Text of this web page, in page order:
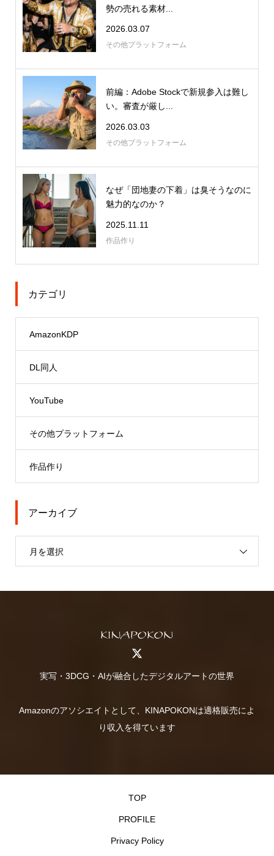
勢の売れる素材...
2026.03.07
その他プラットフォーム
前編：Adobe Stockで新規参入は難し
い。審査が厳し...
2026.03.03
その他プラットフォーム
なぜ「団地妻の下着」は臭そうなのに
魅力的なのか？
2025.11.11
作品作り
カテゴリ
AmazonKDP
DL同人
YouTube
その他プラットフォーム
作品作り
アーカイブ
月を選択
実写・3DCG・AIが融合したデジタルアートの世界
Amazonのアソシエイトとして、KINAPOKONは適格販売によ
り収入を得ています
TOP
PROFILE
Privacy Policy